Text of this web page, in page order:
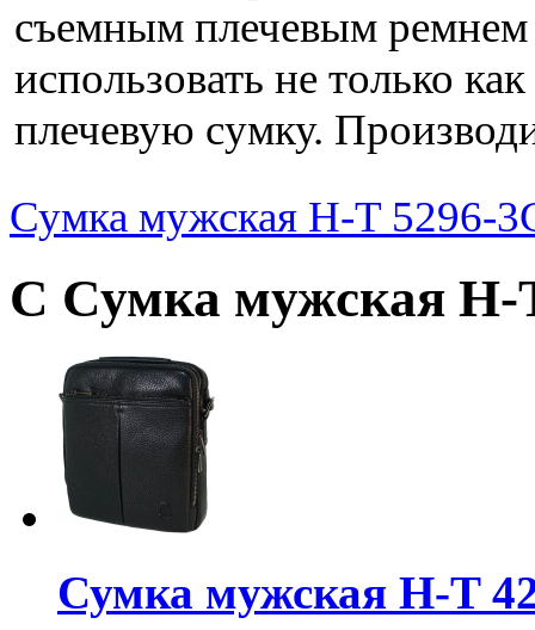
съемным плечевым
использовать не только
плечевую сумку.
Сумка мужская H-T 5296-3
С Сумка мужская H-
Сумка мужская H-T